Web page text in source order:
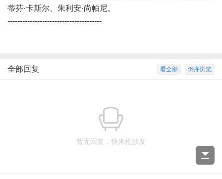
蒂芬·卡斯尔、朱利安·尚帕尼。
--------------------------------------
倒序浏览
看全部
全部回复
暂无回复，快来抢沙发